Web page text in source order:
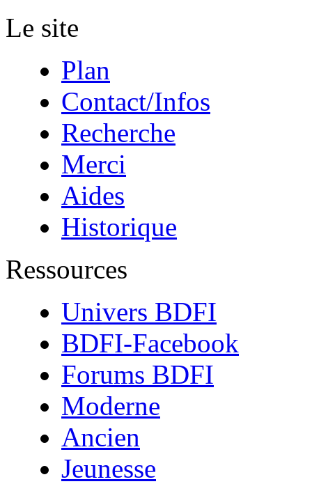
Le site
Plan
Contact/Infos
Recherche
Merci
Aides
Historique
Ressources
Univers BDFI
BDFI-Facebook
Forums BDFI
Moderne
Ancien
Jeunesse